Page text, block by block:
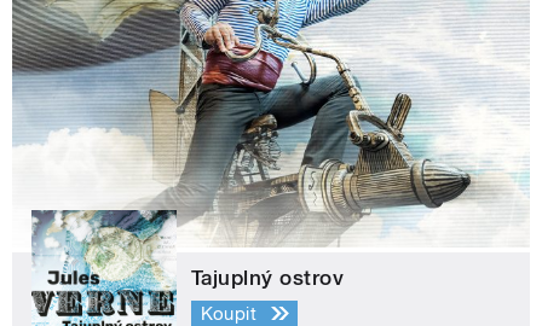
Tajuplný ostrov
Koupit